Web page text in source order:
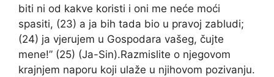
biti ni od kakve koristi i oni me neće moći
spasiti, (23) a ja bih tada bio u pravoj zabludi;
(24) ja vjerujem u Gospodara vašeg, čujte
mene!” (25) (Ja-Sin).Razmislite o njegovom
krajnjem naporu koji ulaže u njihovom pozivanju.